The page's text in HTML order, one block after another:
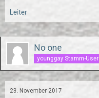
Leiter
No one
younggay Stamm-User
23. November 2017